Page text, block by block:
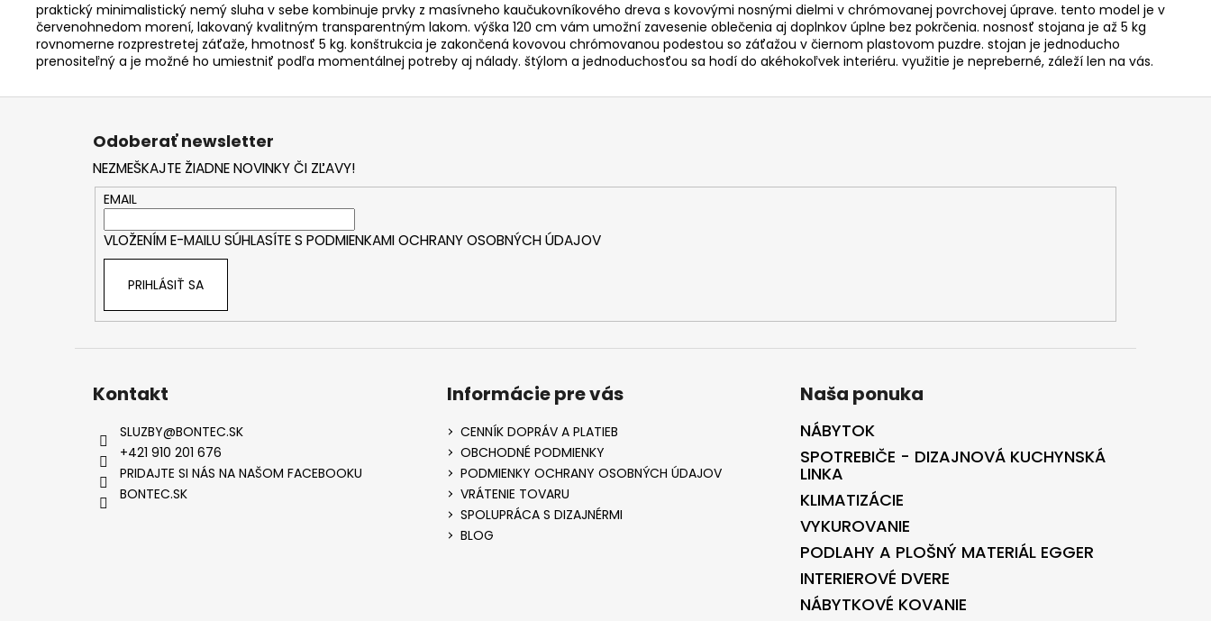
praktický minimalistický nemý sluha v sebe kombinuje prvky z masívneho kaučukovníkového dreva s kovovými nosnými dielmi v chrómovanej povrchovej úprave. tento model je v
červenohnedom morení, lakovaný kvalitným transparentným lakom. výška 120 cm vám umožní zavesenie oblečenia aj doplnkov úplne bez pokrčenia. nosnosť stojana je až 5 kg
rovnomerne rozprestretej záťaže, hmotnosť 5 kg. konštrukcia je zakončená kovovou chrómovanou podestou so záťažou v čiernom plastovom puzdre. stojan je jednoducho
prenositeľný a je možné ho umiestniť podľa momentálnej potreby aj nálady. štýlom a jednoduchosťou sa hodí do akéhokoľvek interiéru. využitie je nepreberné, záleží len na vás.
Z
Odoberať newsletter
NEZMEŠKAJTE ŽIADNE NOVINKY ČI ZĽAVY!
EMAIL
VLOŽENÍM E-MAILU SÚHLASÍTE S PODMIENKAMI OCHRANY OSOBNÝCH ÚDAJOV
PRIHLÁSIŤ SA
Kontakt
SLUZBY@BONTEC.SK
+421 910 201 676
PRIDAJTE SI NÁS NA NAŠOM FACEBOOKU
BONTEC.SK
Informácie pre vás
CENNÍK DOPRÁV A PLATIEB
OBCHODNÉ PODMIENKY
PODMIENKY OCHRANY OSOBNÝCH ÚDAJOV
VRÁTENIE TOVARU
SPOLUPRÁCA S DIZAJNÉRMI
BLOG
Naša ponuka
NÁBYTOK
SPOTREBIČE - DIZAJNOVÁ KUCHYNSKÁ
LINKA
KLIMATIZÁCIE
VYKUROVANIE
PODLAHY A PLOŠNÝ MATERIÁL EGGER
INTERIEROVÉ DVERE
NÁBYTKOVÉ KOVANIE